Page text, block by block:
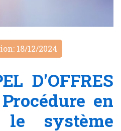
18/12/2024
D'OFFRES
en
système